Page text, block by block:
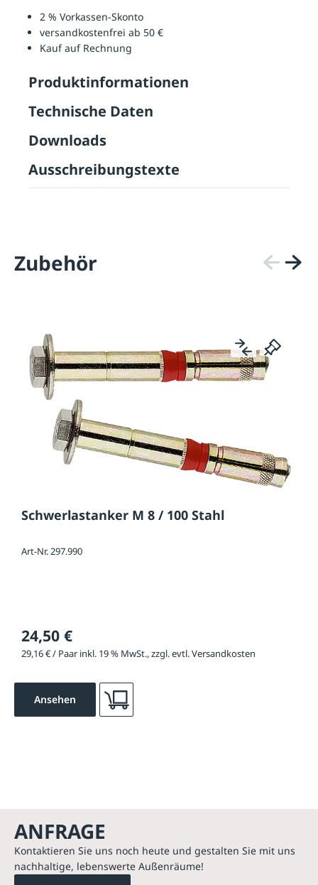
2 % Vorkassen-Skonto
versandkostenfrei ab 50 €
Kauf auf Rechnung
Produktinformationen
Technische Daten
Downloads
Ausschreibungstexte
Zubehör
Schwerlastanker M 8 / 100 Stahl
Art-Nr. 297.990
24,50 €
29,16 € / Paar inkl. 19 % MwSt., zzgl. evtl. Versandkosten
Ansehen
ANFRAGE
Kontaktieren Sie uns noch heute und gestalten Sie mit uns
nachhaltige, lebenswerte Außenräume!